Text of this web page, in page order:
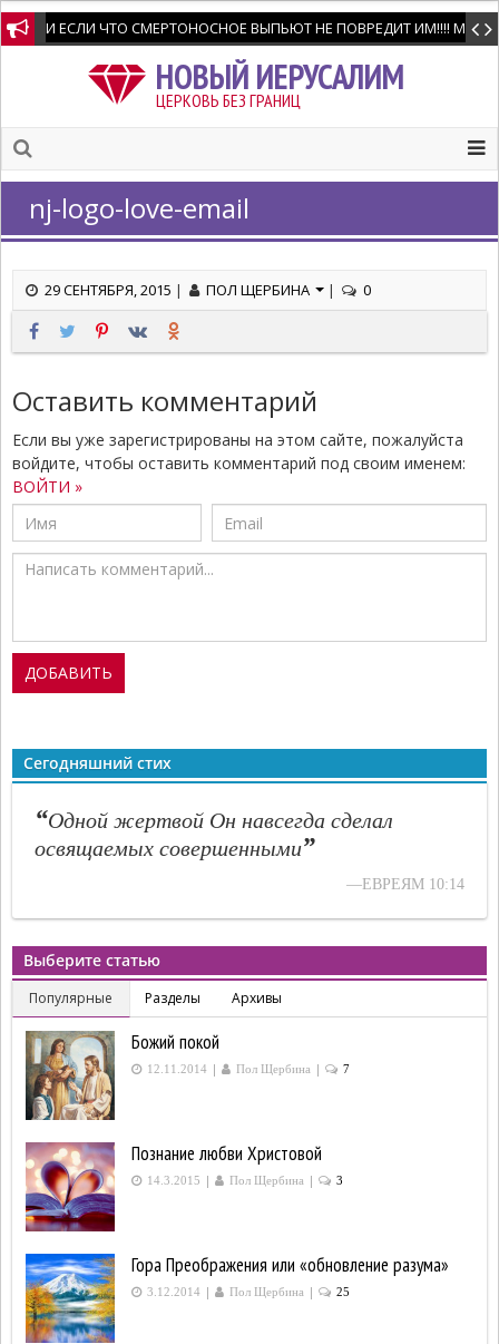
И ЕСЛИ ЧТО СМЕРТОНОСНОЕ ВЫПЬЮТ НЕ ПОВРЕДИТ ИМ!!!! Мне
НОВЫЙ ИЕРУСАЛИМ
ЦЕРКОВЬ БЕЗ ГРАНИЦ
nj-logo-love-email
29 СЕНТЯБРЯ, 2015 | ПОЛ ЩЕРБИНА | 0
Оставить комментарий
Если вы уже зарегистрированы на этом сайте, пожалуйста
войдите, чтобы оставить комментарий под своим именем:
ВОЙТИ »
Сегодняшний стих
“Одной жертвой Он навсегда сделал
освящаемых совершенными”
—ЕВРЕЯМ 10:14
Выберите статью
Популярные Разделы Архивы
Божий покой
12.11.2014 | Пол Щербина | 7
Познание любви Христовой
14.3.2015 | Пол Щербина | 3
Гора Преображения или «обновление разума»
3.12.2014 | Пол Щербина | 25